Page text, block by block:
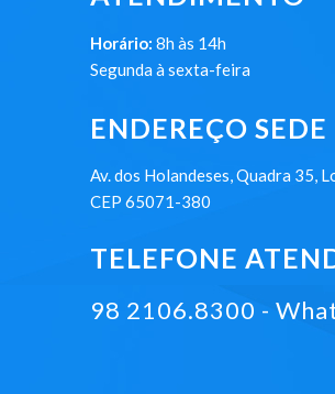
Horário: 8h às 14h
Segunda à sexta-feira
ENDEREÇO SEDE
Av. dos Holandeses, Quadra 35,
CEP 65071-380
TELEFONE
98 2106.8300 -